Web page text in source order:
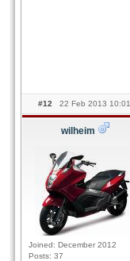
#12 22 Feb 2013 10:01
wilheim
Joined: December 2012
Posts: 37